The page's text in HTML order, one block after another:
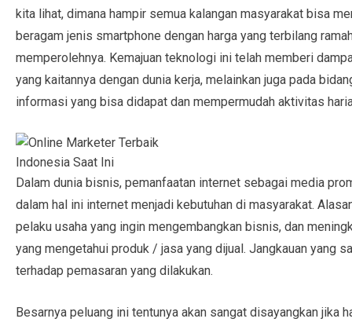
kita lihat, dimana hampir semua kalangan masyarakat bisa
beragam jenis smartphone dengan harga yang terbilang
memperolehnya. Kemajuan teknologi ini telah memberi
yang kaitannya dengan dunia kerja, melainkan juga pada
informasi yang bisa didapat dan mempermudah aktivitas
Dalam dunia bisnis, pemanfaatan internet sebagai media
dalam hal ini internet menjadi kebutuhan di masyarakat.
pelaku usaha yang ingin mengembangkan bisnis, dan
yang mengetahui produk / jasa yang dijual. Jangkauan yang
terhadap pemasaran yang dilakukan.
Besarnya peluang ini tentunya akan sangat disayangkan jika